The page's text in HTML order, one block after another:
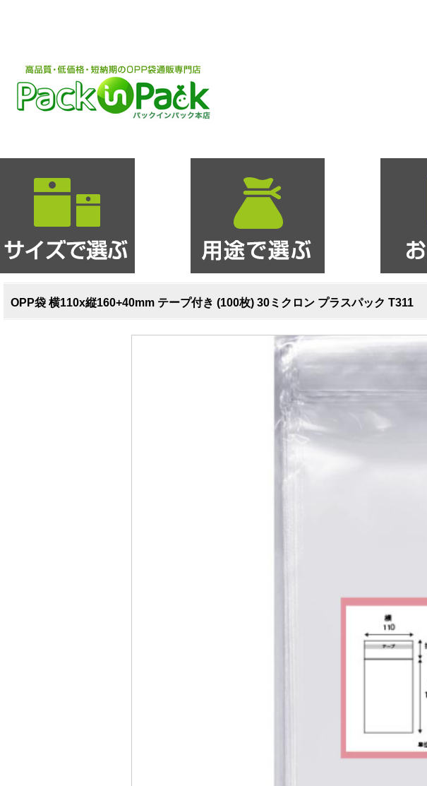
OPP袋 横110x縦160+40mm テープ付き (100枚) 30ミクロン プラスパック T311